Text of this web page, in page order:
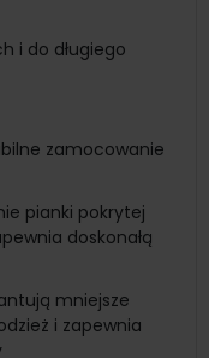
i do długiego
zamocowanie
pianki pokrytej
doskonałą
mniejsze
i zapewnia